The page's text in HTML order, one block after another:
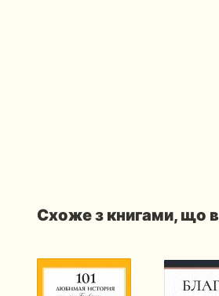
Схоже з книгами, що